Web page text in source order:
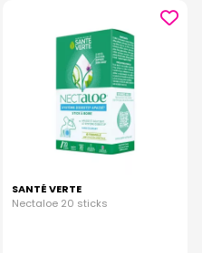
SANTÉ VERTE
Nectaloe 20 sticks